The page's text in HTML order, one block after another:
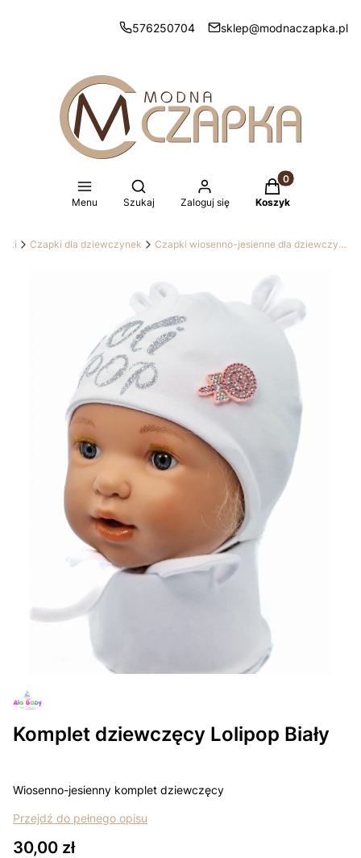
576250704 sklep@modnaczapka.pl
Menu
Otwórz wyszukiwarkę
Szukaj Zaloguj się
Produkty w
Koszyk
Czapki dla dziewczynek Czapki wiosenno-jesienne dla dziewczynek
Komplet dziewczęcy Lolipop Biały
Wiosenno-jesienny komplet dziewczęcy
Przejdź do pełnego opisu
Cena
30,00 zł